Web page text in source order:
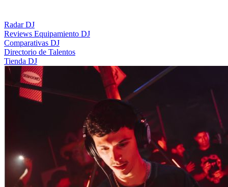
Radar DJ
Reviews Equipamiento DJ
Comparativas DJ
Directorio de Talentos
Tienda DJ